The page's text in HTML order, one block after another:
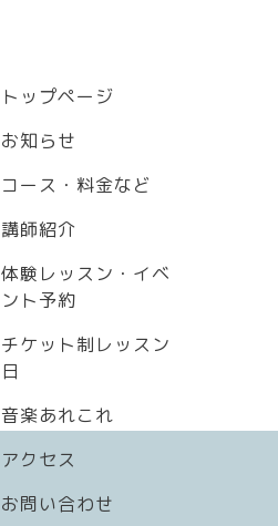
トップページ
お知らせ
コース・料金など
講師紹介
体験レッスン・イベ
ント予約
チケット制レッスン
日
音楽あれこれ
アクセス
お問い合わせ